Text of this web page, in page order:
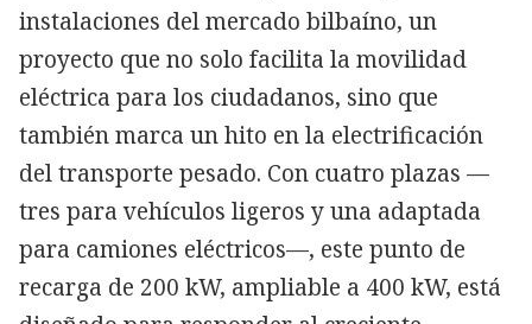
instalaciones del mercado bilbaíno, un
proyecto que no solo facilita la movilidad
eléctrica para los ciudadanos, sino que
también marca un hito en la electrificación
del transporte pesado. Con cuatro plazas —
tres para vehículos ligeros y una adaptada
para camiones eléctricos—, este punto de
recarga de 200 kW, ampliable a 400 kW, está